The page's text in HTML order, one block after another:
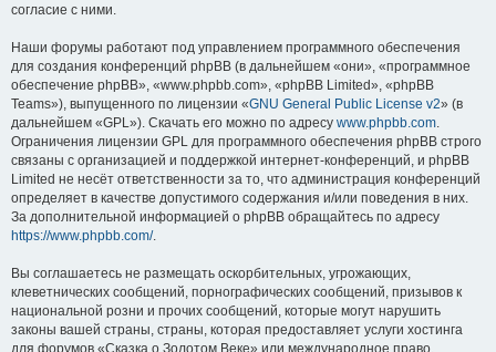
согласие с ними.
Наши форумы работают под управлением программного обеспечения
для создания конференций phpBB (в дальнейшем «они», «программное
обеспечение phpBB», «www.phpbb.com», «phpBB Limited», «phpBB
Teams»), выпущенного по лицензии «GNU General Public License v2» (в
дальнейшем «GPL»). Скачать его можно по адресу www.phpbb.com.
Ограничения лицензии GPL для программного обеспечения phpBB строго
связаны с организацией и поддержкой интернет-конференций, и phpBB
Limited не несёт ответственности за то, что администрация конференций
определяет в качестве допустимого содержания и/или поведения в них.
За дополнительной информацией о phpBB обращайтесь по адресу
https://www.phpbb.com/.
Вы соглашаетесь не размещать оскорбительных, угрожающих,
клеветнических сообщений, порнографических сообщений, призывов к
национальной розни и прочих сообщений, которые могут нарушить
законы вашей страны, страны, которая предоставляет услуги хостинга
для форумов «Сказка о Золотом Веке» или международное право.